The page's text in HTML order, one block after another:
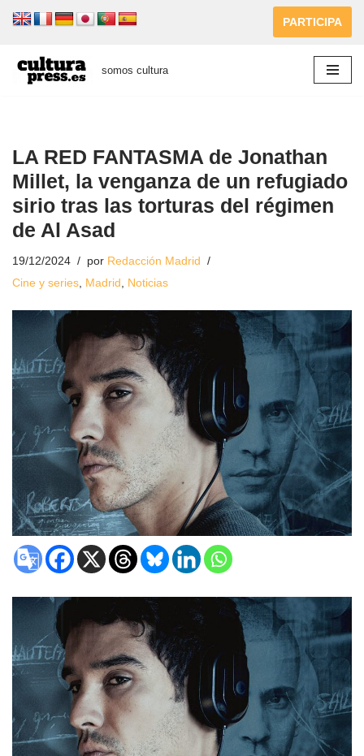
al
contenido
PARTICIPA
somos cultura
LA RED FANTASMA de Jonathan
Millet, la venganza de un refugiado
sirio tras las torturas del régimen
de Al Asad
19/12/2024 por Redacción Madrid
Cine y series Madrid Noticias